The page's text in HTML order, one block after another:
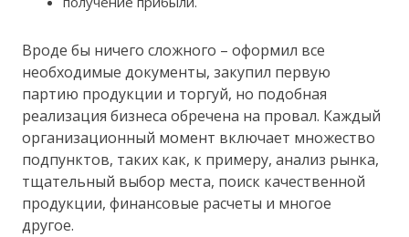
Вроде бы ничего сложного – оформил все
необходимые документы, закупил первую
партию продукции и торгуй, но подобная
реализация бизнеса обречена на провал. Каждый
организационный момент включает множество
подпунктов, таких как, к примеру, анализ рынка,
тщательный выбор места, поиск качественной
продукции, финансовые расчеты и многое
другое.